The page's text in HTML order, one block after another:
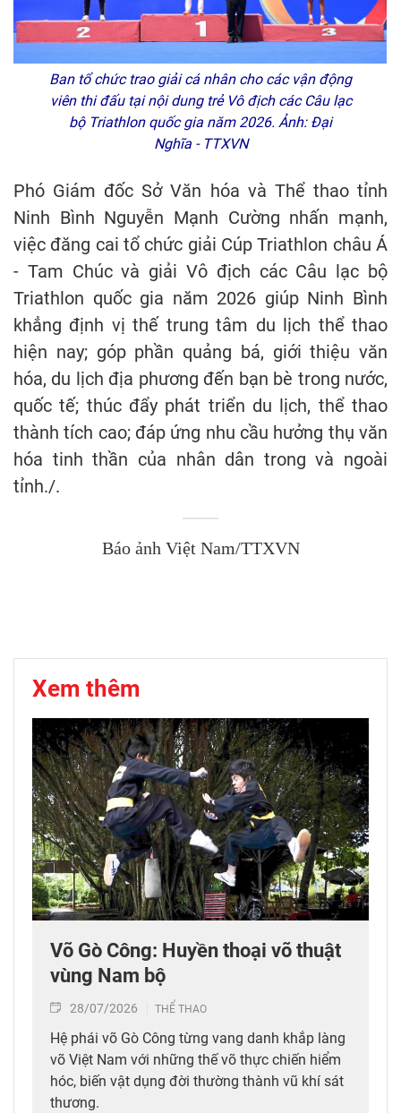
Ban tổ chức trao giải cá nhân cho các vận động
viên thi đấu tại nội dung trẻ Vô địch các Câu lạc
bộ Triathlon quốc gia năm 2026. Ảnh: Đại
Nghĩa - TTXVN
Phó Giám đốc Sở Văn hóa và Thể thao tỉnh
Ninh Bình Nguyễn Mạnh Cường nhấn mạnh,
việc đăng cai tổ chức giải Cúp Triathlon châu Á
- Tam Chúc và giải Vô địch các Câu lạc bộ
Triathlon quốc gia năm 2026 giúp Ninh Bình
khẳng định vị thế trung tâm du lịch thể thao
hiện nay; góp phần quảng bá, giới thiệu văn
hóa, du lịch địa phương đến bạn bè trong nước,
quốc tế; thúc đẩy phát triển du lịch, thể thao
thành tích cao; đáp ứng nhu cầu hưởng thụ văn
hóa tinh thần của nhân dân trong và ngoài
tỉnh./.
Báo ảnh Việt Nam/TTXVN
Xem thêm
Võ Gò Công: Huyền thoại võ thuật
vùng Nam bộ
28/07/2026 THỂ THAO
Hệ phái võ Gò Công từng vang danh khắp làng
võ Việt Nam với những thế võ thực chiến hiểm
hóc, biến vật dụng đời thường thành vũ khí sát
thương.